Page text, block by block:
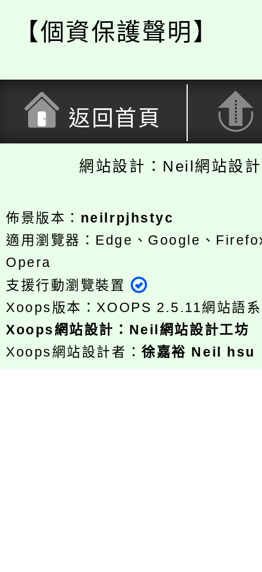
【個資保護聲明】
返回首頁
網站設計：Neil網站設
佈景版本： neilrpjhstyc
適用瀏覽器：Edge、Google、
Opera
支援行動瀏覽裝置
Xoops版本：XOOPS 2.5.11網站語
Xoops網站設計 ： Neil網站設計工坊
Xoops網站設計者：徐嘉裕 Neil hsu